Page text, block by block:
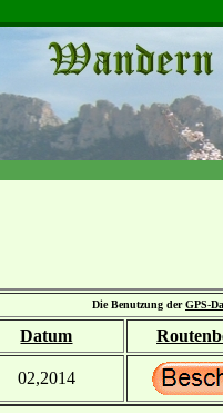
Die Benutzung derGPS-
Datum
02,2014